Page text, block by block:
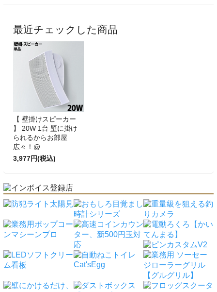
最近チェックした商品
【 壁掛けスピーカー
】 20W 1台 壁に掛け
られるからお部屋
広々！@
3,977円(税込)